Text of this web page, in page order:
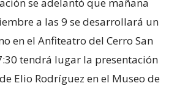
a las 9 se desarrollará un
en el Anfiteatro del Cerro San
tendrá lugar la presentación
Elio Rodríguez en el Museo de